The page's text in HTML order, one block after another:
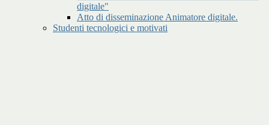
digitale"
Atto di disseminazione Animatore digitale.
Studenti tecnologici e motivati